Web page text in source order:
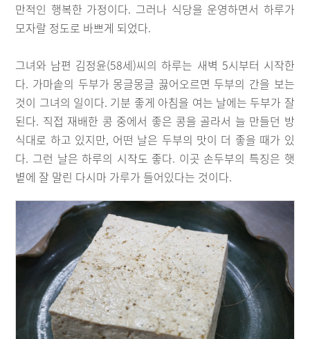
만적인 행복한 가정이다. 그러나 식당을 운영하면서 하루가
모자랄 정도로 바쁘게 되었다.
그녀와 남편 김정윤(58세)씨의 하루는 새벽 5시부터 시작한
다. 가마솥의 두부가 몽글몽글 끓어오르면 두부의 간을 보는
것이 그녀의 일이다. 기분 좋게 아침을 여는 날에는 두부가 잘
된다. 직접 재배한 콩 중에서 좋은 콩을 골라서 늘 만들던 방
식대로 하고 있지만, 어떤 날은 두부의 맛이 더 좋을 때가 있
다. 그런 날은 하루의 시작도 좋다. 이곳 손두부의 특징은 햇
볕에 잘 말린 다시마 가루가 들어있다는 것이다.